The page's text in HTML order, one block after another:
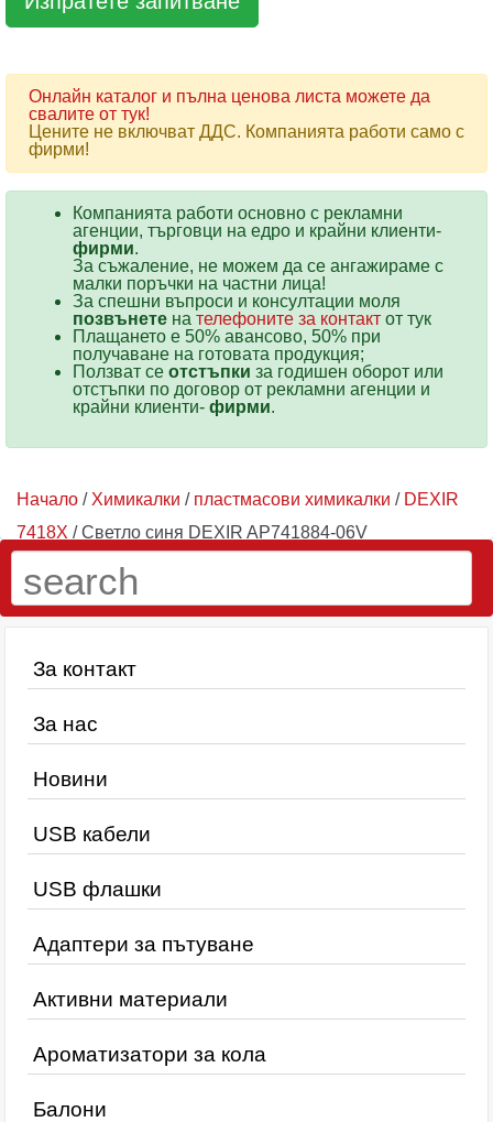
Онлайн каталог и пълна ценова листа можете да
свалите от тук!
Цените не включват ДДС. Компанията работи само с
фирми!
Компанията работи основно с рекламни
агенции, търговци на едро и крайни клиенти-
фирми.
За съжаление, не можем да се ангажираме с
малки поръчки на частни лица!
За спешни въпроси и консултации моля
позвънете на телефоните за контакт от тук
Плащането е 50% авансово, 50% при
получаване на готовата продукция;
Ползват се отстъпки за годишен оборот или
отстъпки по договор от рекламни агенции и
крайни клиенти- фирми.
Начало / Химикалки / пластмасови химикалки / DEXIR
7418X / Светло синя DEXIR AP741884-06V
За контакт
За нас
Новини
USB кабели
USB флашки
Адаптери за пътуване
Активни материали
Ароматизатори за кола
Балони